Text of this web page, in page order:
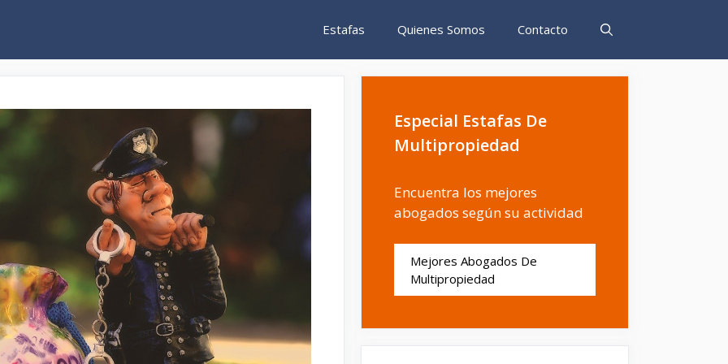
Estafas Quienes Somos Contacto
Especial Estafas De
Multipropiedad
Encuentra los mejores
abogados según su actividad
Mejores Abogados De
Multipropiedad